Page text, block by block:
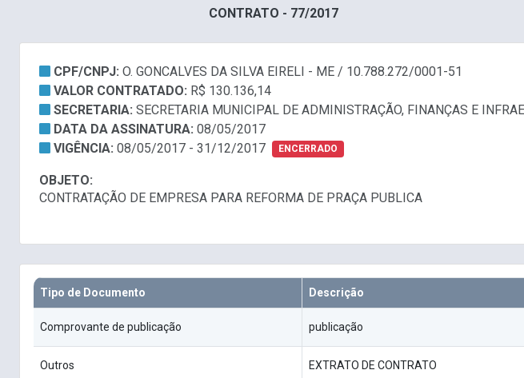
CONTRATO - 77/2017
CPF/CNPJ: O. GONCALVES DA SILVA EIRELI - ME / 10.788.272/0001-51
VALOR CONTRATADO: R$ 130.136,14
SECRETARIA: SECRETARIA MUNICIPAL DE ADMINISTRAÇÃO, FINANÇAS E
DATA DA ASSINATURA: 08/05/2017
VIGÊNCIA: 08/05/2017 - 31/12/2017 ENCERRADO
OBJETO:
CONTRATAÇÃO DE EMPRESA PARA REFORMA DE PRAÇA PUBLICA
Tipo de Documento Descrição
Comprovante de publicação publicação
Outros EXTRATO DE CONTRATO